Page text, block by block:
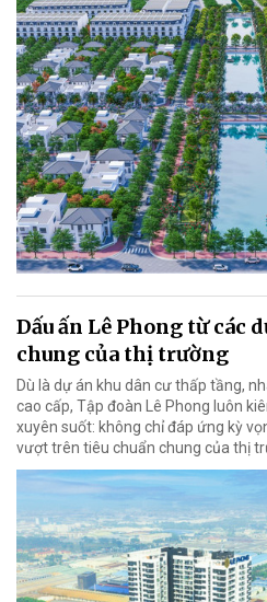
Dấu ấn Lê Phong từ các
chung của thị trường
Dù là dự án khu dân cư thấp tầng,
cao cấp, Tập đoàn Lê Phong luôn
xuyên suốt: không chỉ đáp ứng kỳ
vượt trên tiêu chuẩn chung của thị